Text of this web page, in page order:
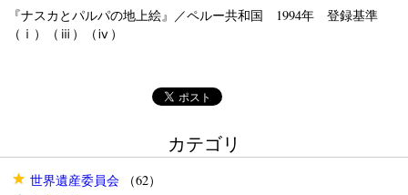
『ナスカとパルパの地上絵』／ペルー共和国 1994年 登録基準
（ⅰ）（ⅲ）（ⅳ）
カテゴリ
世界遺産委員会（62）